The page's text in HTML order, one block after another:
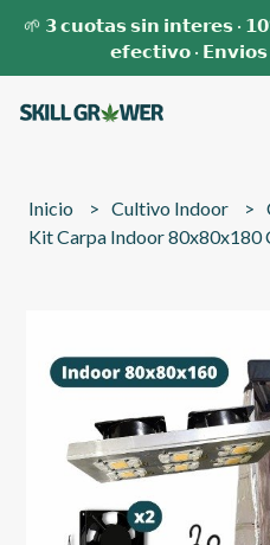
🌱 𝟯 𝗰𝘂𝗼𝘁𝗮𝘀 𝘀𝗶𝗻 𝗶𝗻𝘁𝗲𝗿𝗲𝘀 ·
𝗲𝗳𝗲𝗰𝘁𝗶𝘃𝗼 ·
Inicio Cultivo Indoor
Kit Carpa Indoor 80x80x180